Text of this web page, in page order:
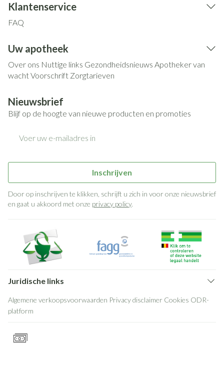
Klantenservice
FAQ
Uw apotheek
Over ons Nuttige links Gezondheidsnieuws Apotheker van
wachtVoorschrift Zorgtarieven
Nieuwsbrief
Blijf op de hoogte van nieuwe producten en promoties
Inschrijven
Door op inschrijven te klikken, schrijft u zich in voor onze nieuwsbrief
en gaat u akkoord met onze privacy policy.
Juridische links
Algemene verkoopsvoorwaarden Privacy disclaimer Cookies ODR-
platform